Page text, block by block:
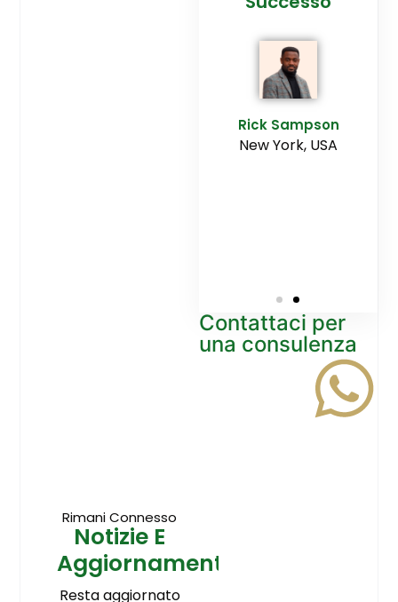
Rick Sampson
New York, USA
Contattaci per
una consulenza
Rimani Connesso
Notizie E
Aggiornamenti
Resta aggiornato